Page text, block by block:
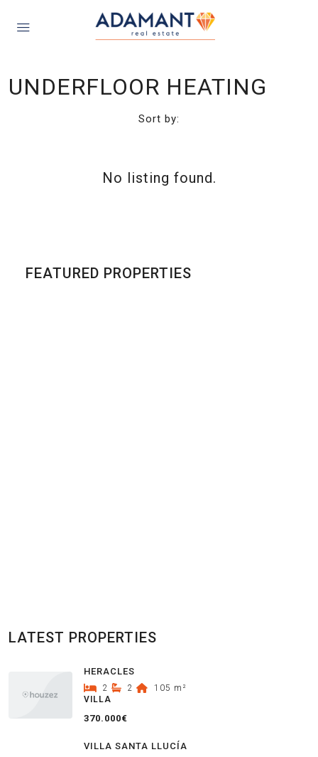
UNDERFLOOR HEATING
Sort by:
No listing found.
FEATURED PROPERTIES
LATEST PROPERTIES
HERACLES
2 2 105 m²
VILLA
370.000€
VILLA SANTA LLUCÍA